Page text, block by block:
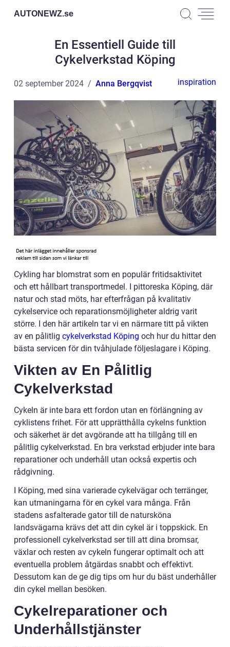
AUTONEWZ.se
En Essentiell Guide till
Cykelverkstad Köping
02 september 2024 Anna Bergqvist inspiration
Cykling har blomstrat som en populär fritidsaktivitet
och ett hållbart transportmedel. I pittoreska Köping, där
natur och stad möts, har efterfrågan på kvalitativ
cykelservice och reparationsmöjligheter aldrig varit
större. I den här artikeln tar vi en närmare titt på vikten
av en pålitlig cykelverkstad Köping och hur du hittar den
bästa servicen för din tvåhjulade följeslagare i Köping.
Vikten av En Pålitlig
Cykelverkstad
Cykeln är inte bara ett fordon utan en förlängning av
cyklistens frihet. För att upprätthålla cykelns funktion
och säkerhet är det avgörande att ha tillgång till en
pålitlig cykelverkstad. En bra verkstad erbjuder inte bara
reparationer och underhåll utan också expertis och
rådgivning.
I Köping, med sina varierade cykelvägar och terränger,
kan utmaningarna för en cykel vara många. Från
stadens asfalterade gator till de natursköna
landsvägarna krävs det att din cykel är i toppskick. En
professionell cykelverkstad ser till att dina bromsar,
växlar och resten av cykeln fungerar optimalt och att
eventuella problem åtgärdas snabbt och effektivt.
Dessutom kan de ge dig tips om hur du bäst underhåller
din cykel mellan besöken.
Cykelreparationer och
Underhållstjänster